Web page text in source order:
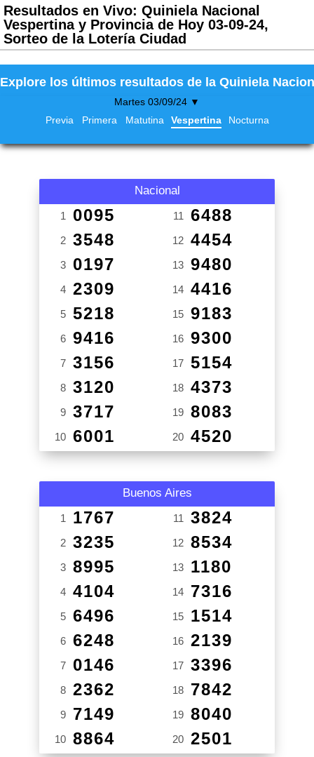
Resultados en Vivo: Quiniela Nacional
Vespertina y Provincia de Hoy 03-09-24,
Sorteo de la Lotería Ciudad
Explore los últimos resultados de la Quiniela
Martes 03/09/24 ▼
Previa
Primera Matutina Vespertina Nocturna
Nacional
1 0095
2 3548
3 0197
4 2309
5 5218
6 9416
7 3156
8 3120
9 3717
10 6001
11 6488
12 4454
13 9480
14 4416
15 9183
16 9300
17 5154
18 4373
19 8083
20 4520
Buenos Aires
1 1767
2 3235
3 8995
4 4104
5 6496
6 6248
7 0146
8 2362
9 7149
10 8864
11 3824
12 8534
13 1180
14 7316
15 1514
16 2139
17 3396
18 7842
19 8040
20 2501